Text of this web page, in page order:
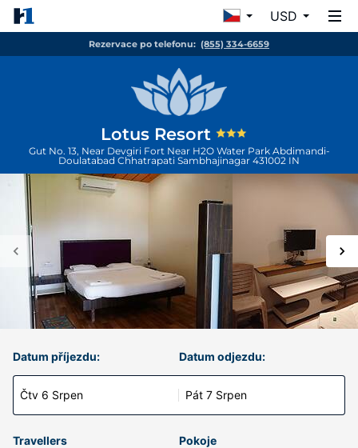
USD
Rezervace po telefonu: (855) 334-6659
Lotus Resort
Gut No. 13, Near Devgiri Fort Near H2O Water Park Abdimandi-
Doulatabad Chhatrapati Sambhajinagar 431002 IN
Datum příjezdu:
Čtv 6 Srpen
Datum odjezdu:
Pát 7 Srpen
Travellers Pokoje